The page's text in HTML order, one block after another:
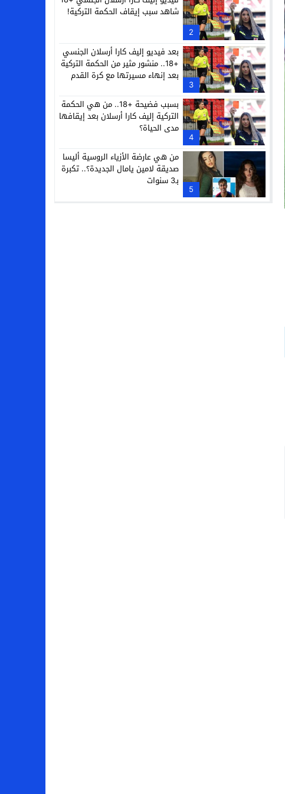
2
شاهد سبب إيقاف الحكمة التركية!
3
بعد فيديو إليف كارا أرسلان الجنسي
+18.. منشور مثير من الحكمة التركية
بعد إنهاء مسيرتها مع كرة القدم
4
بسبب فضيحة +18.. من هي الحكمة
التركية إليف كارا أرسلان بعد إيقافها
مدى الحياة؟
5
من هي عارضة الأزياء الروسية أليسا
صديقة لامين يامال الجديدة؟.. تكبرة
بـ3 سنوات